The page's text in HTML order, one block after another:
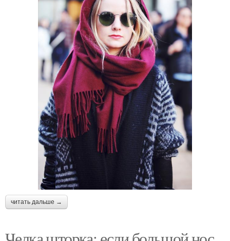
читать дальше →